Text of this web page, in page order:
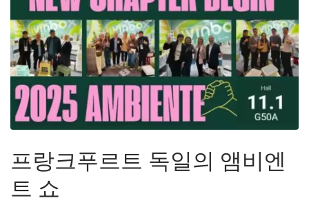
프랑크푸르트 독일의 앰비엔
트 쇼